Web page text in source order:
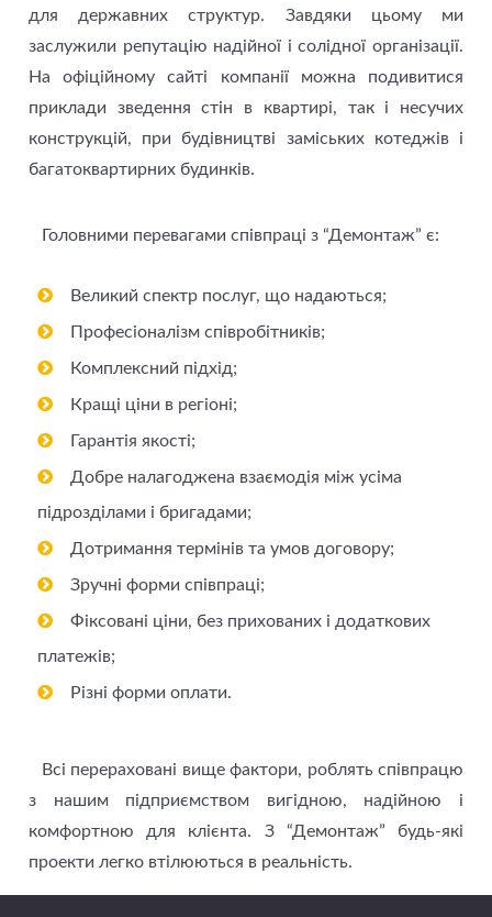
для державних структур. Завдяки цьому ми
заслужили репутацію надійної і солідної організації.
На офіційному сайті компанії можна подивитися
приклади зведення стін в квартирі, так і несучих
конструкцій, при будівництві заміських котеджів і
багатоквартирних будинків.
Головними перевагами співпраці з “Демонтаж” є:
Великий спектр послуг, що надаються;
Професіоналізм співробітників;
Комплексний підхід;
Кращі ціни в регіоні;
Гарантія якості;
Добре налагоджена взаємодія між усіма
підрозділами і бригадами;
Дотримання термінів та умов договору;
Зручні форми співпраці;
Фіксовані ціни, без прихованих і додаткових
платежів;
Різні форми оплати.
Всі перераховані вище фактори, роблять співпрацю
з нашим підприємством вигідною, надійною і
комфортною для клієнта. З “Демонтаж” будь-які
проекти легко втілюються в реальність.